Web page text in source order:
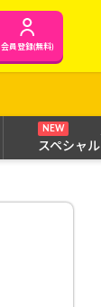
会員登録(無料)
NEW
スペシャル